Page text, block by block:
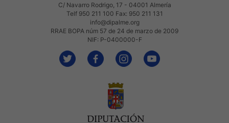
C/ Navarro Rodrigo, 17 - 04001 Almería
Telf 950 211 100 Fax: 950 211 131
info@dipalme.org
RRAE BOPA núm 57 de 24 de marzo de 2009
NIF: P-0400000-F